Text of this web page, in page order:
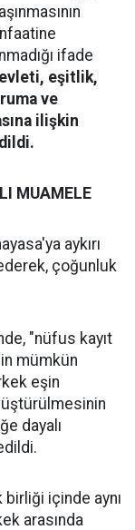
ifade
eşitlik,
ve
ilişkin
MUAMELE
aykırı
çoğunluk
"nüfus kayıt
mümkün
eşin
dayalı
içinde aynı
arasında